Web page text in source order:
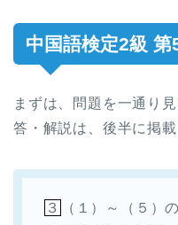
中国語検定2級
まずは、問題を一通り
答・解説は、後半に掲載
３
（１）～（５）